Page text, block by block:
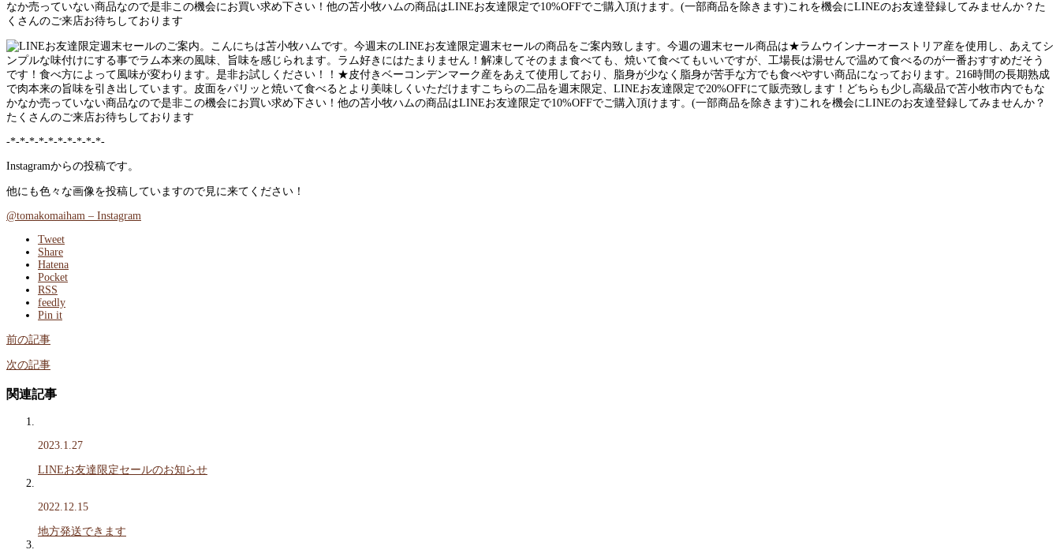
なか売っていない商品なので是非この機会にお買い求め下さい！他の苫小牧ハムの商品はLINEお友達限定で10%OFFでご購入頂けます。(一部商品を除きます)これを機会にLINEのお友達登録してみませんか？た
くさんのご来店お待ちしております
-*-*-*-*-*-*-*-*-*-*-
Instagramからの投稿です。
他にも色々な画像を投稿していますので見に来てください！
@tomakomaiham – Instagram
Tweet
Share
Hatena
Pocket
RSS
feedly
Pin it
前の記事
次の記事
関連記事
2023.1.27
LINEお友達限定セールのお知らせ
2022.12.15
地方発送できます